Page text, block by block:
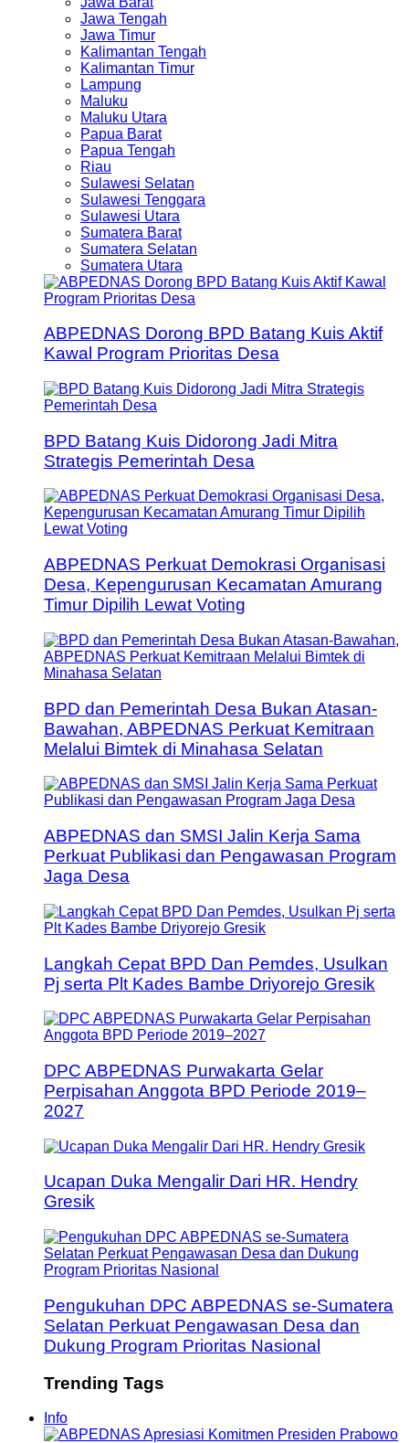
Jawa Tengah
Jawa Timur
Kalimantan Tengah
Kalimantan Timur
Lampung
Maluku
Maluku Utara
Papua Barat
Papua Tengah
Riau
Sulawesi Selatan
Sulawesi Tenggara
Sulawesi Utara
Sumatera Barat
Sumatera Selatan
Sumatera Utara
ABPEDNAS Dorong BPD Batang Kuis Aktif
Kawal Program Prioritas Desa
BPD Batang Kuis Didorong Jadi Mitra
Strategis Pemerintah Desa
ABPEDNAS Perkuat Demokrasi Organisasi
Desa, Kepengurusan Kecamatan Amurang
Timur Dipilih Lewat Voting
BPD dan Pemerintah Desa Bukan Atasan-
Bawahan, ABPEDNAS Perkuat Kemitraan
Melalui Bimtek di Minahasa Selatan
ABPEDNAS dan SMSI Jalin Kerja Sama
Perkuat Publikasi dan Pengawasan Program
Jaga Desa
Langkah Cepat BPD Dan Pemdes, Usulkan
Pj serta Plt Kades Bambe Driyorejo Gresik
DPC ABPEDNAS Purwakarta Gelar
Perpisahan Anggota BPD Periode 2019–
2027
Ucapan Duka Mengalir Dari HR. Hendry
Gresik
Pengukuhan DPC ABPEDNAS se-Sumatera
Selatan Perkuat Pengawasan Desa dan
Dukung Program Prioritas Nasional
Trending Tags
Info